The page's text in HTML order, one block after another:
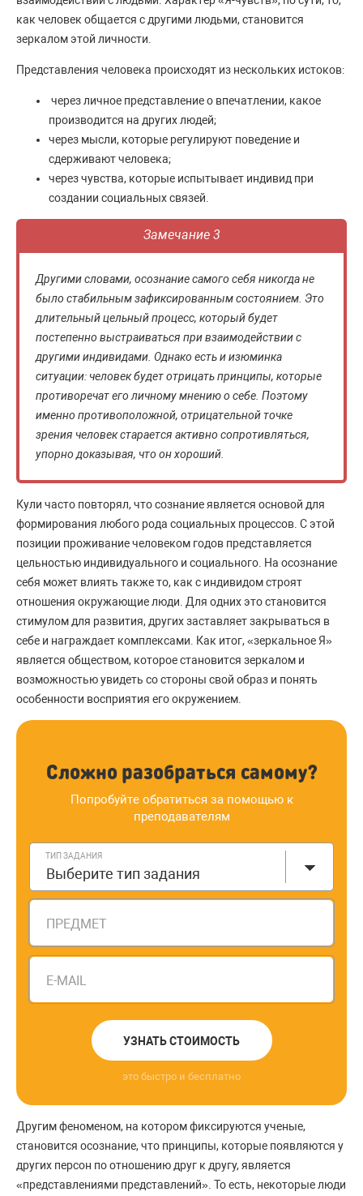
как человек общается с другими людьми, становится
зеркалом этой личности.
Представления человека происходят из нескольких истоков:
через личное представление о впечатлении, какое
производится на других людей;
через мысли, которые регулируют поведение и
сдерживают человека;
через чувства, которые испытывает индивид при
создании социальных связей.
Замечание 3
Другими словами, осознание самого себя никогда не
было стабильным зафиксированным состоянием. Это
длительный цельный процесс, который будет
постепенно выстраиваться при взаимодействии с
другими индивидами. Однако есть и изюминка
ситуации: человек будет отрицать принципы, которые
противоречат его личному мнению о себе. Поэтому
именно противоположной, отрицательной точке
зрения человек старается активно сопротивляться,
упорно доказывая, что он хороший.
Кули часто повторял, что сознание является основой для
формирования любого рода социальных процессов. С этой
позиции проживание человеком годов представляется
цельностью индивидуального и социального. На осознание
себя может влиять также то, как с индивидом строят
отношения окружающие люди. Для одних это становится
стимулом для развития, других заставляет закрываться в
себе и награждает комплексами. Как итог, «зеркальное Я»
является обществом, которое становится зеркалом и
возможностью увидеть со стороны свой образ и понять
особенности восприятия его окружением.
Сложно разобраться самому?
Попробуйте обратиться за помощью к
преподавателям
ТИП ЗАДАНИЯ
Выберите тип задания
ПРЕДМЕТ
E-MAIL
УЗНАТЬ СТОИМОСТЬ
это быстро и бесплатно
Другим феноменом, на котором фиксируются ученые,
становится осознание, что принципы, которые появляются у
других персон по отношению друг к другу, является
«представлениями представлений». То есть, некоторые люди